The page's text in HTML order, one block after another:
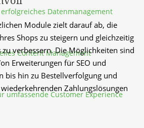
Datenmanagement
Content Management
umfassende Customer Experience
Shops zu steigern und gleichzeitig
zu verbessern. Die Möglichkeiten sind
Erweiterungen für SEO und
bis hin zu Bestellverfolgung und
Zahlungslösungen